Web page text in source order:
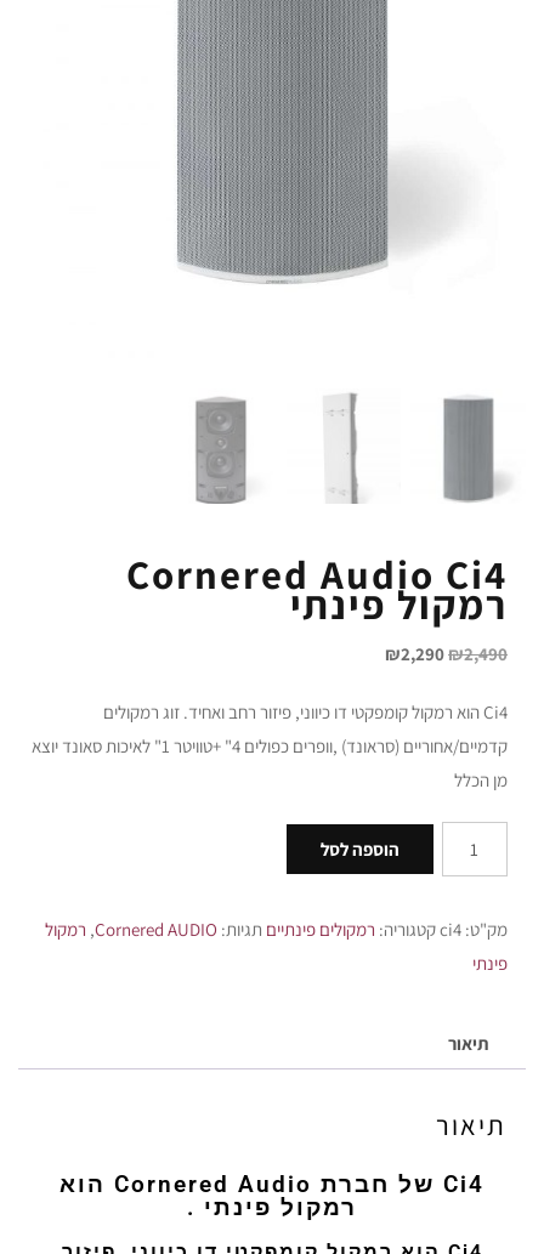
Cornered Audio Ci4
רמקול פינתי
₪2,490
₪2,290
Ci4 הוא רמקול קומפקטי דו כיווני, פיזור רחב ואחיד. זוג רמקולים
קדמיים/אחוריים (סראונד) ,וופרים כפולים 4" +טוויטר 1" לאיכות סאונד יוצא
מן הכלל
הוספה לסל
מק"ט: ci4קטגוריה: רמקולים פינתיים תגיות: Cornered AUDIO
, רמקול
פינתי
תיאור
תיאור
Ci4 של חברת Cornered Audio הוא
רמקול פינתי .